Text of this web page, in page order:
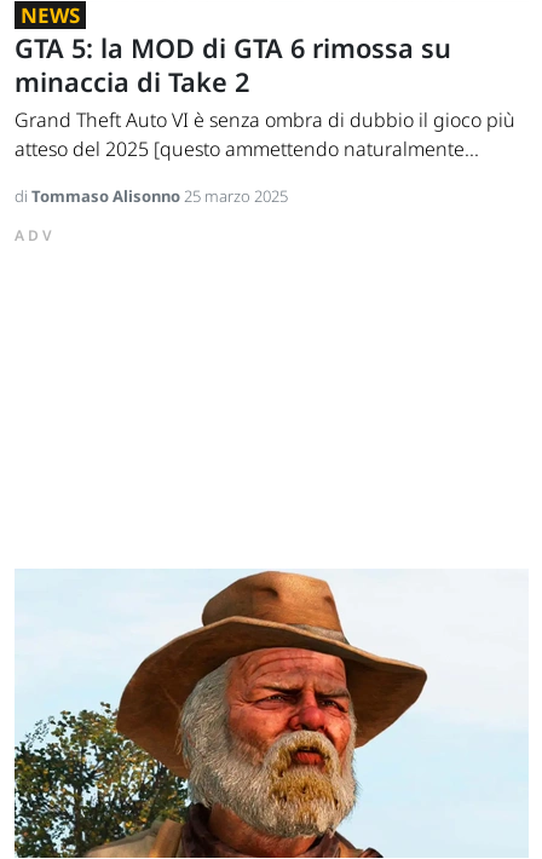
NEWS
GTA 5: la MOD di GTA 6 rimossa su
minaccia di Take 2
Grand Theft Auto VI è senza ombra di dubbio il gioco più
atteso del 2025 [questo ammettendo naturalmente...
di Tommaso Alisonno25 marzo 2025
ADV